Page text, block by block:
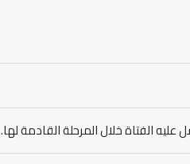
الفتاة خلال المرحلة القادمة لها.